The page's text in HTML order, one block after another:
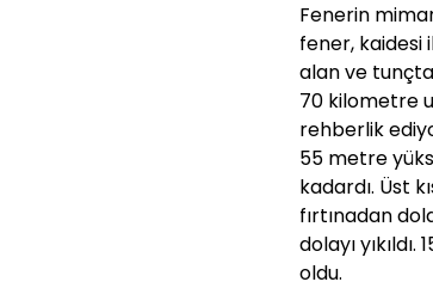
Fenerin
fener, kaidesi
alan ve
70 kilometre
rehberlik
55 metre
kadardı. Üst
fırtınadan
dolayı
oldu.